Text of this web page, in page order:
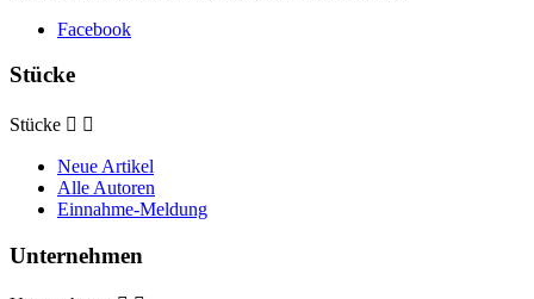
Facebook
Stücke
Stücke  
Neue Artikel
Alle Autoren
Einnahme-Meldung
Unternehmen